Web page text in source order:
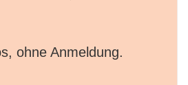
ohne Anmeldung.